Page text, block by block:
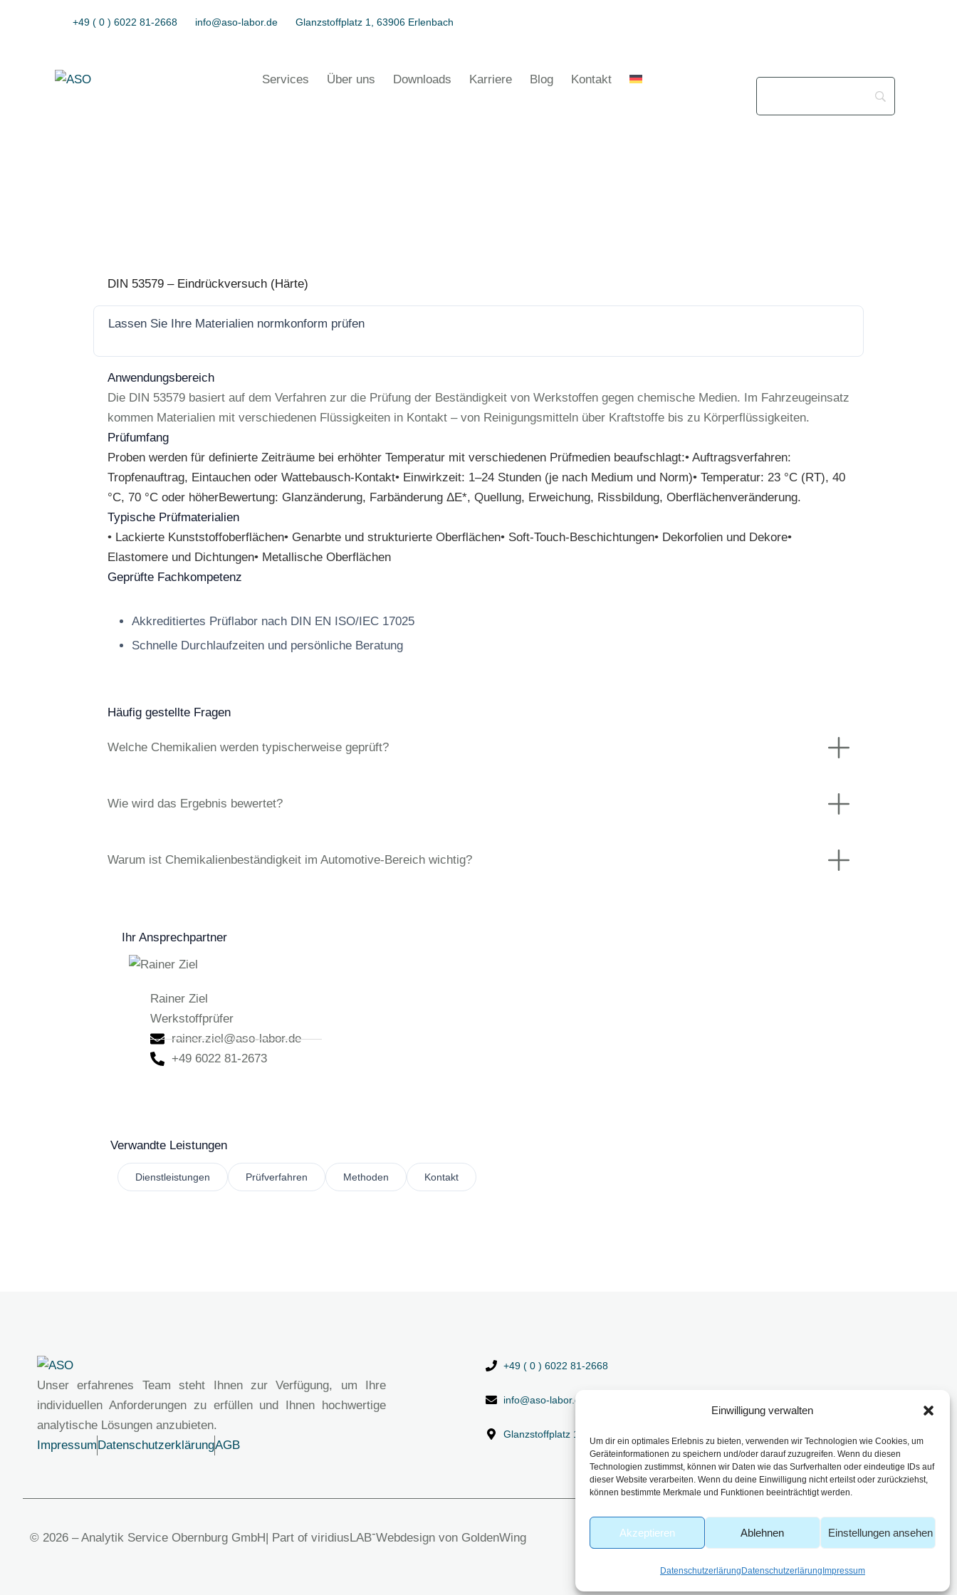
Einwilligung verwalten
Um dir ein optimales Erlebnis zu bieten, verwenden wir Technologien wie Cookies, um
Geräteinformationen zu speichern und/oder darauf zuzugreifen. Wenn du diesen
Technologien zustimmst, können wir Daten wie das Surfverhalten oder eindeutige IDs auf
dieser Website verarbeiten. Wenn du deine Einwilligung nicht erteilst oder zurückziehst,
können bestimmte Merkmale und Funktionen beeinträchtigt werden.
Akzeptieren Ablehnen Einstellungen ansehen
Datenschutzerlärung Datenschutzerlärung Impressum
+49 ( 0 ) 6022 81-2668 info@aso-labor.de Glanzstoffplatz 1, 63906 Erlenbach
Services Über uns Downloads Karriere Blog Kontakt
DIN 53579 – Eindrückversuch (Härte)
Lassen Sie Ihre Materialien normkonform prüfen
Anwendungsbereich
Die DIN 53579 basiert auf dem Verfahren zur die Prüfung der Beständigkeit von Werkstoffen gegen chemische Medien. Im Fahrzeugeinsatz
kommen Materialien mit verschiedenen Flüssigkeiten in Kontakt – von Reinigungsmitteln über Kraftstoffe bis zu Körperflüssigkeiten.
Prüfumfang
Proben werden für definierte Zeiträume bei erhöhter Temperatur mit verschiedenen Prüfmedien beaufschlagt:• Auftragsverfahren:
Tropfenauftrag, Eintauchen oder Wattebausch-Kontakt• Einwirkzeit: 1–24 Stunden (je nach Medium und Norm)• Temperatur: 23 °C (RT), 40
°C, 70 °C oder höherBewertung: Glanzänderung, Farbänderung ΔE*, Quellung, Erweichung, Rissbildung, Oberflächenveränderung.
Typische Prüfmaterialien
• Lackierte Kunststoffoberflächen• Genarbte und strukturierte Oberflächen• Soft-Touch-Beschichtungen• Dekorfolien und Dekore•
Elastomere und Dichtungen• Metallische Oberflächen
Geprüfte Fachkompetenz
Akkreditiertes Prüflabor nach DIN EN ISO/IEC 17025
Schnelle Durchlaufzeiten und persönliche Beratung
Häufig gestellte Fragen
Welche Chemikalien werden typischerweise geprüft?
Wie wird das Ergebnis bewertet?
Warum ist Chemikalienbeständigkeit im Automotive-Bereich wichtig?
Ihr Ansprechpartner
Rainer Ziel
Werkstoffprüfer
rainer.ziel@aso-labor.de
+49 6022 81-2673
Verwandte Leistungen
Dienstleistungen Prüfverfahren Methoden Kontakt
Unser erfahrenes Team steht Ihnen zur Verfügung, um Ihre
individuellen Anforderungen zu erfüllen und Ihnen hochwertige
analytische Lösungen anzubieten.
Impressum DatenschutzerklärungAGB
+49 ( 0 ) 6022 81-2668
info@aso-labor.de
Glanzstoffplatz 1, 63906 Erlenbach
© 2026 – Analytik Service Obernburg GmbH | Part of viridiusLAB-Webdesign von GoldenWing